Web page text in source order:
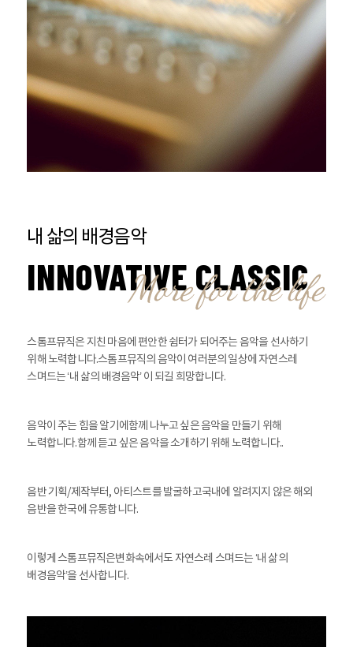
내 삶의 배경음악
INNOVATIVE CLASSIC
스톰프뮤직은 지친 마음에 편안한 쉼터가 되어주는 음악을 선사하기
위해 노력합니다.스톰프뮤직의 음악이 여러분의 일상에 자연스레
스며드는 ‘내 삶의 배경음악’ 이 되길 희망합니다.
음악이 주는 힘을 알기에함께 나누고 싶은 음악을 만들기 위해
노력합니다.함께 듣고 싶은 음악을 소개하기 위해 노력합니다..
음반 기획/제작부터, 아티스트를 발굴하고국내에 알려지지 않은 해외
음반을 한국에 유통합니다.
이렇게 스톰프뮤직은변화속에서도 자연스레 스며드는 ‘내 삶의
배경음악’을 선사합니다.